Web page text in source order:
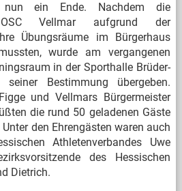
nun ein Ende. Nachdem die
Vellmar aufgrund der
Übungsräume im Bürgerhaus
wurde am vergangenen
in der Sporthalle Brüder-
seiner Bestimmung übergeben.
und Vellmars Bürgermeister
die rund 50 geladenen Gäste
den Ehrengästen waren auch
Athletenverbandes Uwe
des Hessischen
Dietrich.